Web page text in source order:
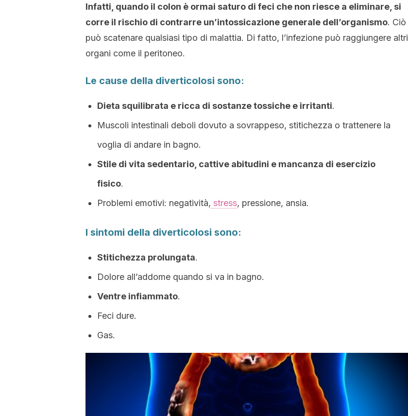
Infatti, quando il colon è ormai saturo di feci che non riesce a eliminare, si
corre il rischio di contrarre un’intossicazione generale dell’organismo. Ciò
può scatenare qualsiasi tipo di malattia. Di fatto, l’infezione può raggiungere altri
organi come il peritoneo.
Le cause della diverticolosi sono:
Dieta squilibrata e ricca di sostanze tossiche e irritanti.
Muscoli intestinali deboli dovuto a sovrappeso, stitichezza o trattenere la
voglia di andare in bagno.
Stile di vita sedentario, cattive abitudini e mancanza di esercizio
fisico.
Problemi emotivi: negatività, stress, pressione, ansia.
I sintomi della diverticolosi sono:
Stitichezza prolungata.
Dolore all’addome quando si va in bagno.
Ventre infiammato.
Feci dure.
Gas.